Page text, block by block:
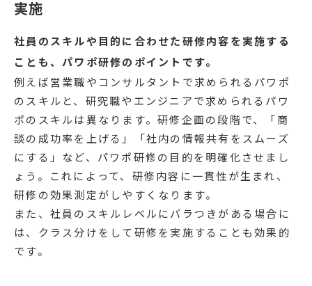
実施
社員のスキルや目的に合わせた研修内容を実施する
ことも、パワポ研修のポイントです。
例えば営業職やコンサルタントで求められるパワポ
のスキルと、研究職やエンジニアで求められるパワ
ポのスキルは異なります。研修企画の段階で、「商
談の成功率を上げる」「社内の情報共有をスムーズ
にする」など、パワポ研修の目的を明確化させまし
ょう。これによって、研修内容に一貫性が生まれ、
研修の効果測定がしやすくなります。
また、社員のスキルレベルにバラつきがある場合に
は、クラス分けをして研修を実施することも効果的
です。